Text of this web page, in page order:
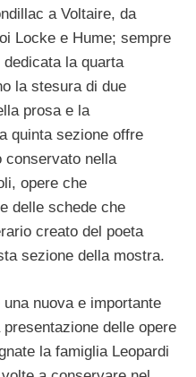
a Voltaire, da
Locke e Hume; sempre
dedicata la quarta
la stesura di due
prosa e la
quinta sezione offre
conservato nella
opere che
delle schede che
creato del poeta
sezione della mostra.
nuova e importante
delle opere
la famiglia Leopardi